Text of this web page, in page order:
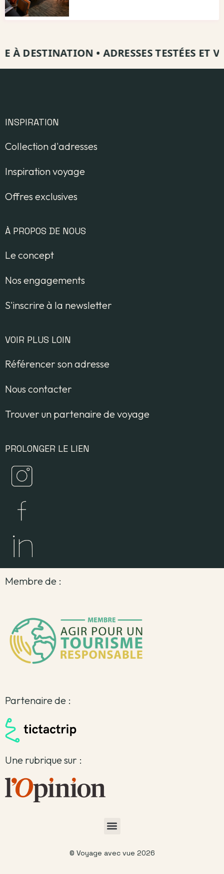
DESTINATION•ADRESSES TESTÉES ET
INSPIRATION
Collection d'adresses
Inspiration voyage
Offres exclusives
À PROPOS DE NOUS
Le concept
Nos engagements
S'inscrire à la newsletter
VOIR PLUS LOIN
Référencer son adresse
Nous contacter
Trouver un partenaire de voyage
PROLONGER LE LIEN
Membre de :
Partenaire de :
Une rubrique sur :
© Voyage avec vue 2026